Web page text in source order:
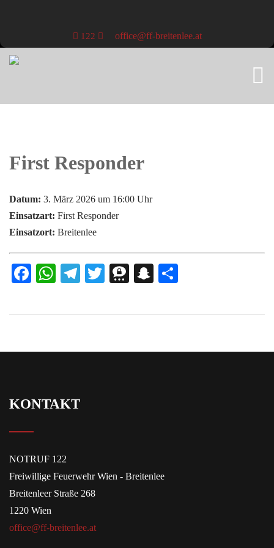
122 office@ff-breitenlee.at
First Responder
Datum: 3. März 2026 um 16:00 Uhr
Einsatzart: First Responder
Einsatzort: Breitenlee
Facebook
WhatsApp
Telegram
TwitterThreema
Snapchat
KONTAKT
NOTRUF 122
Freiwillige Feuerwehr Wien - Breitenlee
Breitenleer Straße 268
1220 Wien
office@ff-breitenlee.at